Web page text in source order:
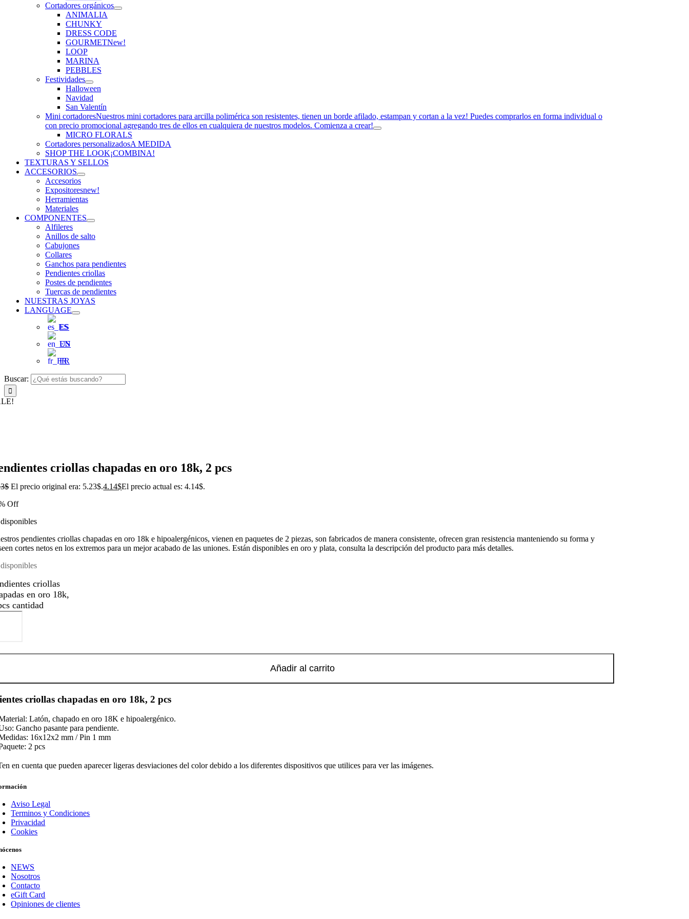
Cortadores orgánicos
ANIMALIA
CHUNKY
DRESS CODE
GOURMETNew!
LOOP
MARINA
PEBBLES
Festividades
Halloween
Navidad
San Valentín
Mini cortadoresNuestros mini cortadores para arcilla polimérica son resistentes, tienen un borde afilado, estampan y cortan a la vez! Puedes comprarlos en forma individual o
con precio promocional agregando tres de ellos en cualquiera de nuestros modelos. Comienza a crear!
MICRO FLORALS
Cortadores personalizadosA MEDIDA
SHOP THE LOOK¡COMBINA!
TEXTURAS Y SELLOS
ACCESORIOS
Accesorios
Expositoresnew!
Herramientas
Materiales
COMPONENTES
Alfileres
Anillos de salto
Cabujones
Collares
Ganchos para pendientes
Pendientes criollas
Postes de pendientes
Tuercas de pendientes
NUESTRAS JOYAS
LANGUAGE
ES
EN
FR
Buscar:
criollas chapadas en oro 18k, 2 pcs
$ El precio original era: 5.23$.4.14$El precio actual es: 4.14$.
Off
pendientes criollas chapadas en oro 18k e hipoalergénicos, vienen en paquetes de 2 piezas, son fabricados de manera consistente, ofrecen gran resistencia manteniendo su forma y
cortes netos en los extremos para un mejor acabado de las uniones. Están disponibles en oro y plata, consulta la descripción del producto para más detalles.
criollas
en oro 18k,
cantidad
Añadir al carrito
criollas chapadas en oro 18k, 2 pcs
Latón, chapado en oro 18K e hipoalergénico.
Gancho pasante para pendiente.
16x12x2 mm / Pin 1 mm
2 pcs
en cuenta que pueden aparecer ligeras desviaciones del color debido a los diferentes dispositivos que utilices para ver las imágenes.
Aviso Legal
Terminos y Condiciones
Privacidad
Cookies
NEWS
Nosotros
Contacto
eGift Card
Opiniones de clientes